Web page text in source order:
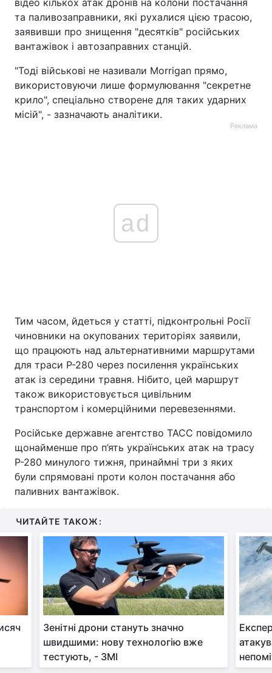
відео кількох атак дронів на колони постачання
та паливозаправники, які рухалися цією трасою,
заявивши про знищення "десятків" російських
вантажівок і автозаправних станцій.
"Тоді військові не називали Morrigan прямо,
використовуючи лише формулювання "секретне
крило", спеціально створене для таких ударних
місій", - зазначають аналітики.
Реклама
ad
Тим часом, йдеться у статті, підконтрольні Росії
чиновники на окупованих територіях заявили,
що працюють над альтернативними маршрутами
для траси Р-280 через посилення українських
атак із середини травня. Нібито, цей маршрут
також використовується цивільним
транспортом і комерційними перевезеннями.
Російське державне агентство ТАСС повідомило
щонайменше про п’ять українських атак на трасу
Р-280 минулого тижня, принаймні три з яких
були спрямовані проти колон постачання або
паливних вантажівок.
ЧИТАЙТЕ ТАКОЖ:
Зенітні дрони стануть значно
швидшими: нову технологію вже
тестують, - ЗМІ